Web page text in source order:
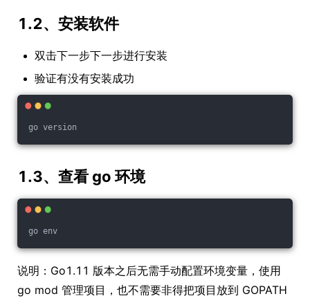
1.2、安装软件
双击下一步下一步进行安装
验证有没有安装成功
go version
1.3、查看 go 环境
go env
说明：Go1.11 版本之后无需手动配置环境变量，使用
go mod 管理项目，也不需要非得把项目放到 GOPATH